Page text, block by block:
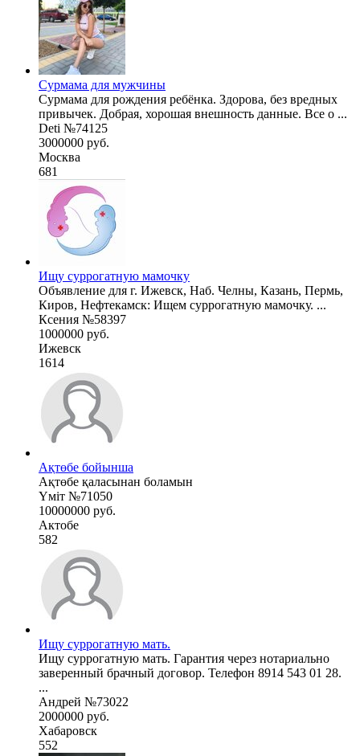
Сурмама для мужчины
Сурмама для рождения ребёнка. Здорова, без вредных
привычек. Добрая, хорошая внешность данные. Все о ...
Deti №74125
3000000 руб.
Москва
681
Ищу суррогатную мамочку
Объявление для г. Ижевск, Наб. Челны, Казань, Пермь,
Киров, Нефтекамск: Ищем суррогатную мамочку. ...
Ксения №58397
1000000 руб.
Ижевск
1614
Ақтөбе бойынша
Ақтөбе қаласынан боламын
Үміт №71050
10000000 руб.
Актобе
582
Ищу суррогатную мать.
Ищу суррогатную мать. Гарантия через нотариально
заверенный брачный договор. Телефон 8914 543 01 28.
...
Андрей №73022
2000000 руб.
Хабаровск
552